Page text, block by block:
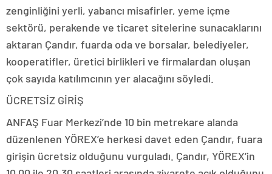
zenginliğini yerli, yabancı misafirler, yeme içme
sektörü, perakende ve ticaret sitelerine sunacaklarını
aktaran Çandır, fuarda oda ve borsalar, belediyeler,
kooperatifler, üretici birlikleri ve firmalardan oluşan
çok sayıda katılımcının yer alacağını söyledi.
ÜCRETSİZ GİRİŞ
ANFAŞ Fuar Merkezi’nde 10 bin metrekare alanda
düzenlenen YÖREX’e herkesi davet eden Çandır, fuara
girişin ücretsiz olduğunu vurguladı. Çandır, YÖREX’in